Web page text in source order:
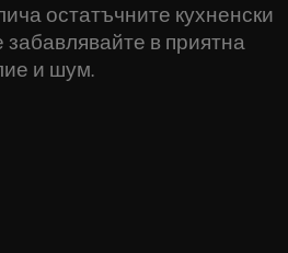
остатъчните кухненски
в приятна
и шум.